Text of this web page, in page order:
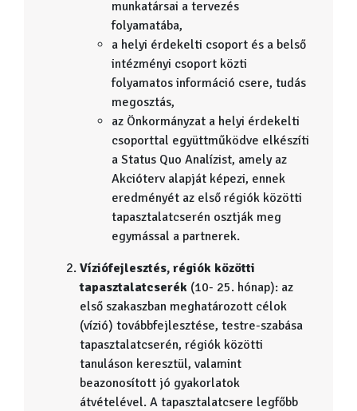
munkatársai a tervezés
folyamatába,
a helyi érdekelti csoport és a belső
intézményi csoport közti
folyamatos információ csere, tudás
megosztás,
az Önkormányzat a helyi érdekelti
csoporttal együttműködve elkészíti
a Status Quo Analízist, amely az
Akcióterv alapját képezi, ennek
eredményét az első régiók közötti
tapasztalatcserén osztják meg
egymással a partnerek.
Víziófejlesztés, régiók közötti
tapasztalatcserék (10- 25. hónap): az
első szakaszban meghatározott célok
(vízió) továbbfejlesztése, testre-szabása
tapasztalatcserén, régiók közötti
tanuláson keresztül, valamint
beazonosított jó gyakorlatok
átvételével. A tapasztalatcsere legfőbb